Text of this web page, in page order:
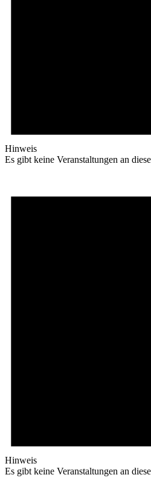
Hinweis
Es gibt keine Veranstaltungen an
Hinweis
Es gibt keine Veranstaltungen an